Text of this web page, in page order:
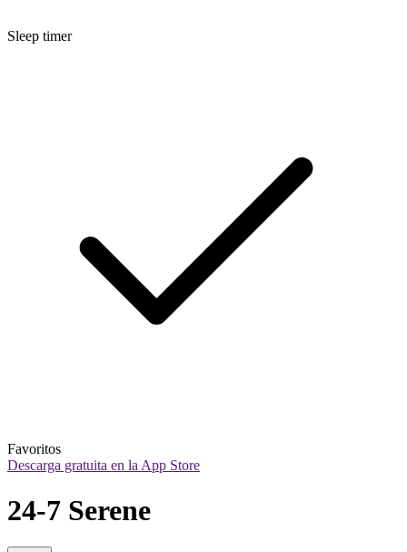
Sleep timer
Favoritos
Descarga gratuita en la App Store
24-7 Serene